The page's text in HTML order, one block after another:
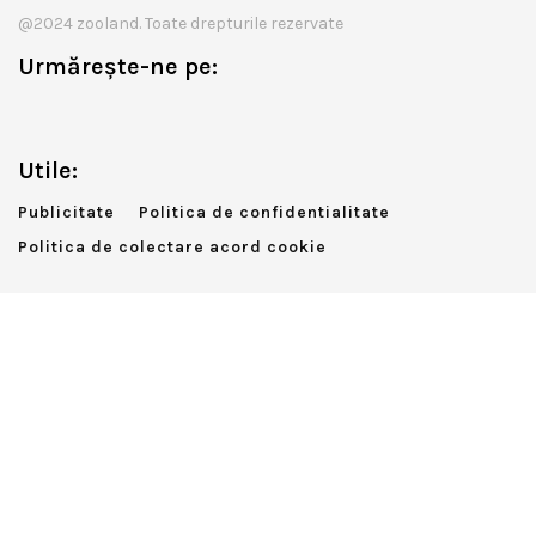
@2024 zooland. Toate drepturile rezervate
Urmărește-ne pe:
Utile:
Publicitate
Politica de confidentialitate
Politica de colectare acord cookie